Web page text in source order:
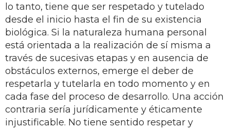
lo tanto, tiene que ser respetado y tutelado
desde el inicio hasta el fin de su existencia
biológica. Si la naturaleza humana personal
está orientada a la realización de sí misma a
través de sucesivas etapas y en ausencia de
obstáculos externos, emerge el deber de
respetarla y tutelarla en todo momento y en
cada fase del proceso de desarrollo. Una acción
contraria sería jurídicamente y éticamente
injustificable. No tiene sentido respetar y